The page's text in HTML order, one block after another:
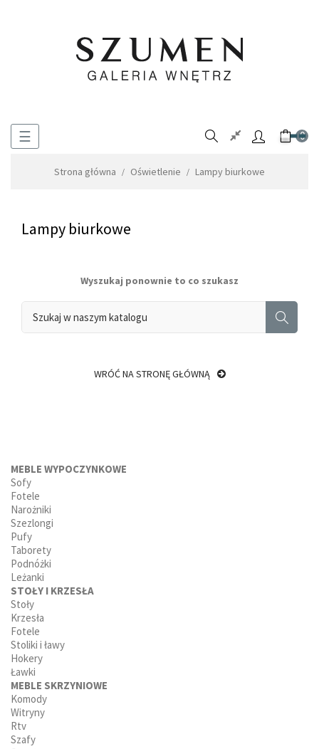
Toggle
☰ 0
Strona główna Oświetlenie Lampy biurkowe
Lampy biurkowe
Wyszukaj ponownie to co szukasz
WRÓĆ NA STRONĘ GŁÓWNĄ
MEBLE WYPOCZYNKOWE
Sofy
Fotele
Narożniki
Szezlongi
Pufy
Taborety
Podnóżki
Leżanki
STOŁY I KRZESŁA
Stoły
Krzesła
Fotele
Stoliki i ławy
Hokery
Ławki
MEBLE SKRZYNIOWE
Komody
Witryny
Rtv
Szafy